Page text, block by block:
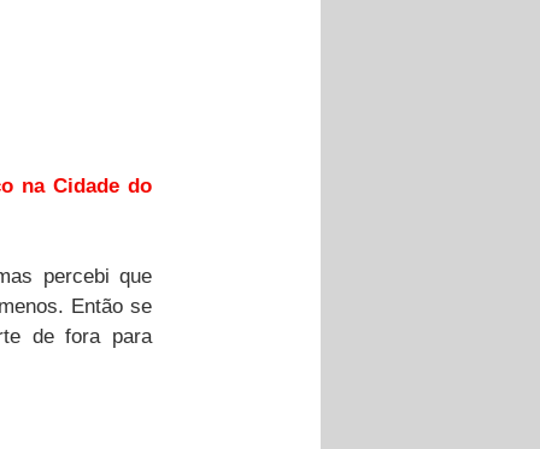
na Cidade do
percebi que
Então se
de fora para